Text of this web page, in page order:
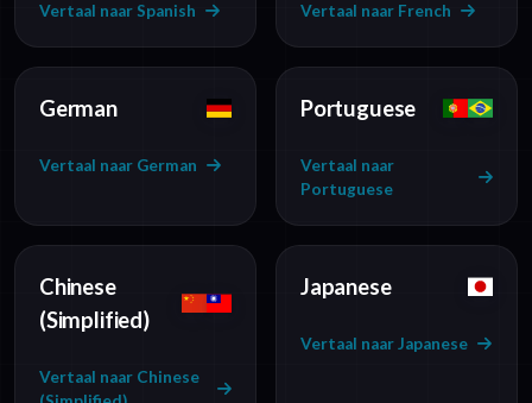
Vertaal naar Spanish Vertaal naar French
German
Vertaal naar German
Portuguese
Vertaal naar
Portuguese
Chinese
(Simplified)
Vertaal naar Chinese
Japanese
Vertaal naar Japanese